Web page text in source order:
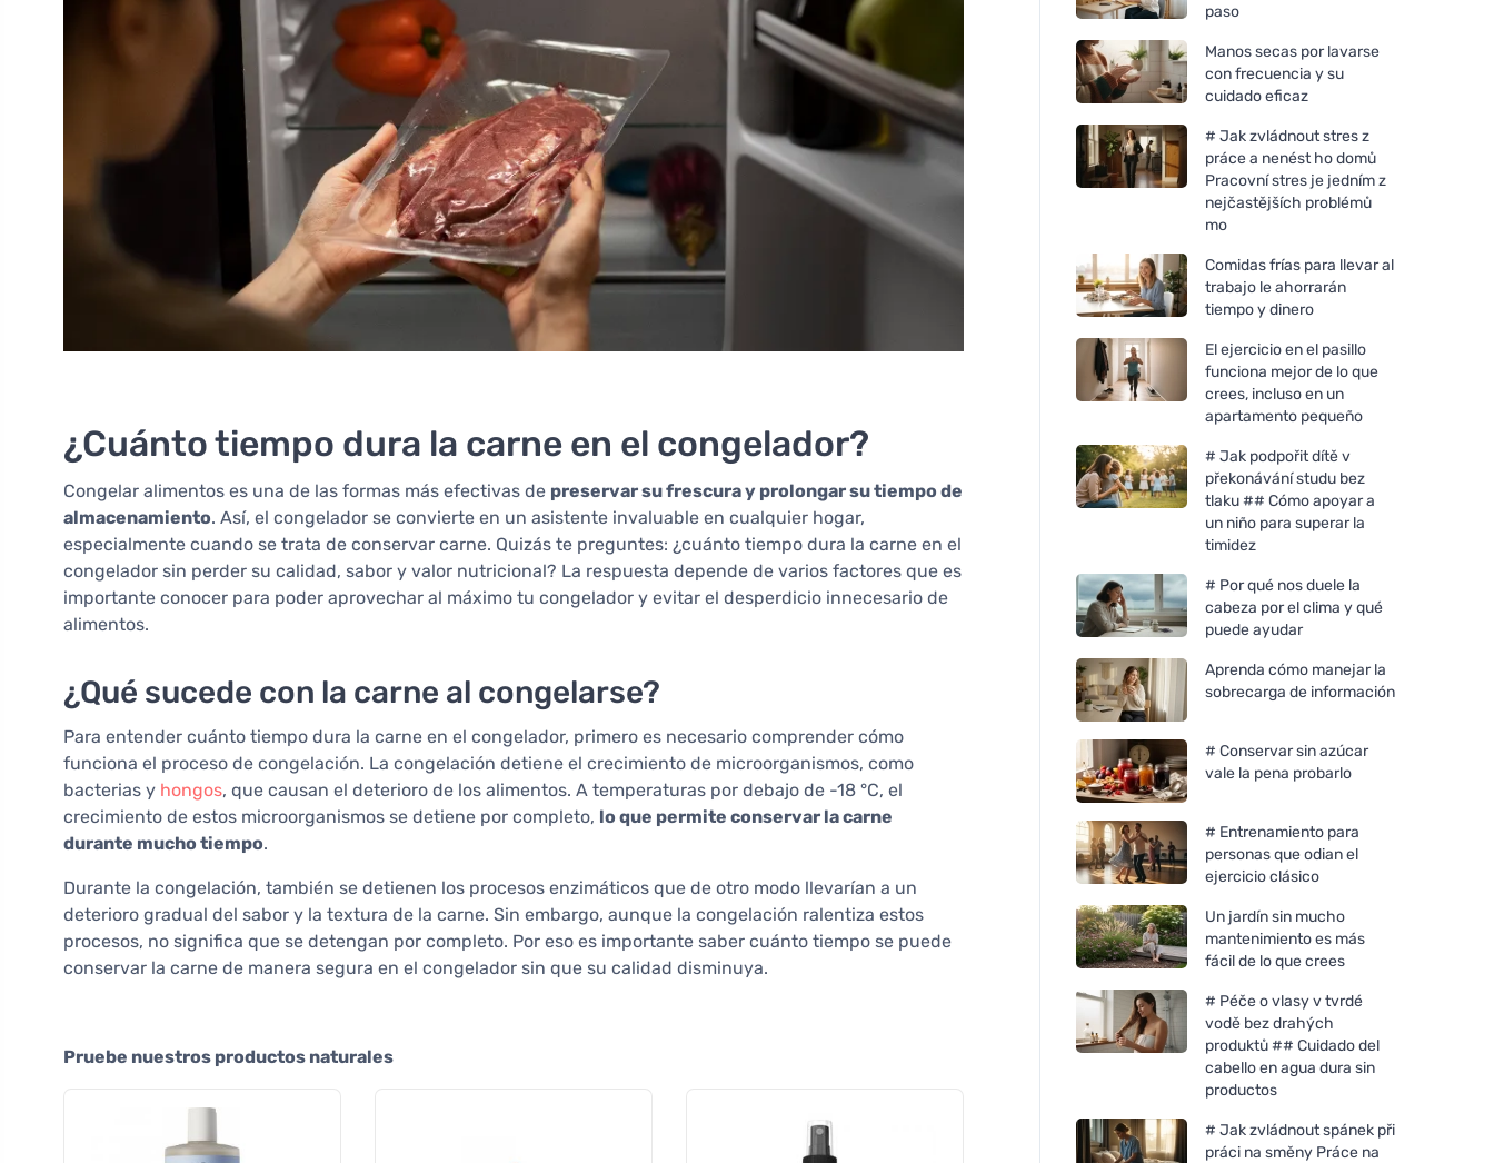
¿Cuánto tiempo dura la carne en el congelador?
Congelar alimentos es una de las formas más efectivas de preservar su frescura y prolongar su tiempo de
almacenamiento. Así, el congelador se convierte en un asistente invaluable en cualquier hogar,
especialmente cuando se trata de conservar carne. Quizás te preguntes: ¿cuánto tiempo dura la carne en el
congelador sin perder su calidad, sabor y valor nutricional? La respuesta depende de varios factores que es
importante conocer para poder aprovechar al máximo tu congelador y evitar el desperdicio innecesario de
alimentos.
¿Qué sucede con la carne al congelarse?
Para entender cuánto tiempo dura la carne en el congelador, primero es necesario comprender cómo
funciona el proceso de congelación. La congelación detiene el crecimiento de microorganismos, como
bacterias y hongos, que causan el deterioro de los alimentos. A temperaturas por debajo de -18 °C, el
crecimiento de estos microorganismos se detiene por completo, lo que permite conservar la carne
durante mucho tiempo.
Durante la congelación, también se detienen los procesos enzimáticos que de otro modo llevarían a un
deterioro gradual del sabor y la textura de la carne. Sin embargo, aunque la congelación ralentiza estos
procesos, no significa que se detengan por completo. Por eso es importante saber cuánto tiempo se puede
conservar la carne de manera segura en el congelador sin que su calidad disminuya.
Pruebe nuestros productos naturales
paso
Manos secas por lavarse
con frecuencia y su
cuidado eficaz
# Jak zvládnout stres z
práce a nenést ho domů
Pracovní stres je jedním z
nejčastějších problémů
mo
Comidas frías para llevar al
trabajo le ahorrarán
tiempo y dinero
El ejercicio en el pasillo
funciona mejor de lo que
crees, incluso en un
apartamento pequeño
# Jak podpořit dítě v
překonávání studu bez
tlaku ## Cómo apoyar a
un niño para superar la
timidez
# Por qué nos duele la
cabeza por el clima y qué
puede ayudar
Aprenda cómo manejar la
sobrecarga de información
# Conservar sin azúcar
vale la pena probarlo
# Entrenamiento para
personas que odian el
ejercicio clásico
Un jardín sin mucho
mantenimiento es más
fácil de lo que crees
# Péče o vlasy v tvrdé
vodě bez drahých
produktů ## Cuidado del
cabello en agua dura sin
productos
# Jak zvládnout spánek při
práci na směny Práce na